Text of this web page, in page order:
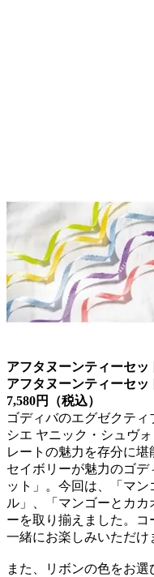
アフタヌーンティーセッ
アフタヌーンティーセ
7,580円（税込）
ゴディバのエグゼクテ
シエ ヤニック・シュヴ
レートの魅力を存分に堪
セイボリーが魅力のゴ
ット」。今回は、「マ
ル」、「マンゴーとカカ
ーを取り揃えました。
一緒にお楽しみいただけ
また、リボンの色をお